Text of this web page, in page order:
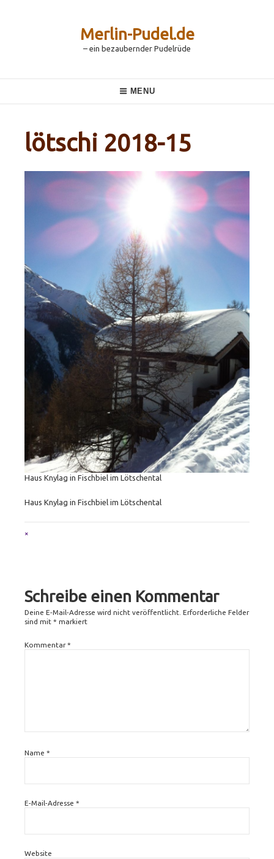
Merlin-Pudel.de
– ein bezaubernder Pudelrüde
Navigation
MENU
lötschi 2018-15
Haus Knylag in Fischbiel im Lötschental
Haus Knylag in Fischbiel im Lötschental
Full
×
Schreibe einen Kommentar
Deine E-Mail-Adresse wird nicht veröffentlicht. Erforderliche Felder
sind mit * markiert
Kommentar*
Name *
E-Mail-Adresse *
Website